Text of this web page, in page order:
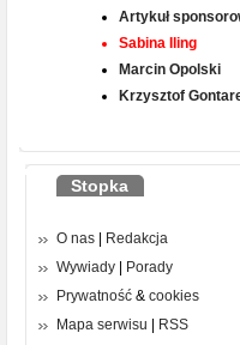
Artykuł
Sabina Iling
Marcin Opolski
Krzysztof
Stopka
O nas
Redakcja
Wywiady
Porady
Prywatność & cookies
Mapa serwisu
RSS